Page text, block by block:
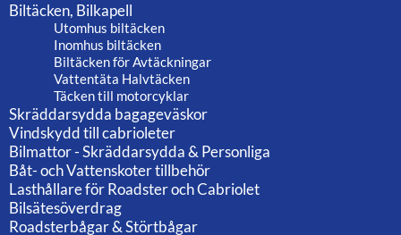
Biltäcken, Bilkapell
Utomhus biltäcken
Inomhus biltäcken
Biltäcken för Avtäckningar
Vattentäta Halvtäcken
Täcken till motorcyklar
Skräddarsydda bagageväskor
Vindskydd till cabrioleter
Bilmattor - Skräddarsydda & Personliga
Båt- och Vattenskoter tillbehör
Lasthållare för Roadster och Cabriolet
Bilsätesöverdrag
Roadsterbågar & Störtbågar